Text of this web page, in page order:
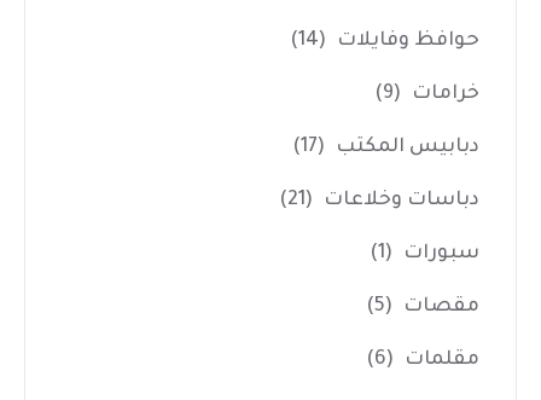
حوافظ وفايلات (14)
خرامات (9)
دبابيس المكتب (17)
دباسات وخلاعات (21)
سبورات (1)
مقصات (5)
مقلمات (6)